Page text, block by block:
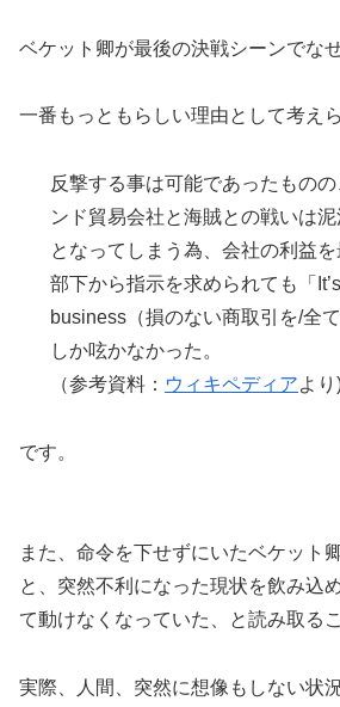
ベケット卿が最後の決戦シーンでな
一番もっともらしい理由として考え
反撃する事は可能であったもの
ンド貿易会社と海賊との戦いは
となってしまう為、会社の利益
部下から指示を求められても「
business（損のない商取引を/全
しか呟かなかった。
（参考資料： ウィキペディアより
です。
また、命令を下せずにいたベケット
と、突然不利になった現状を飲み込
て動けなくなっていた、と読み取る
実際、人間、突然に想像もしない状